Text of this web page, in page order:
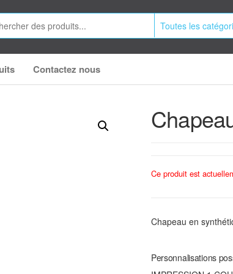
Contactez nous
Ce produit est
Chapeau en
Personnalisations